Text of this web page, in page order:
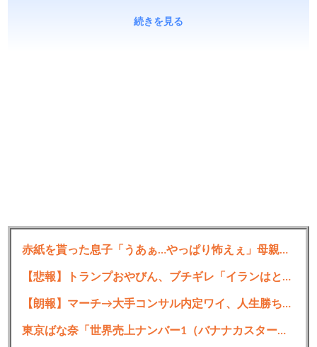
続きを見る
赤紙を貰った息子「うあぁ…やっぱり怖えぇ」母親「あんたぁ…」←こういう時代があったという事実
【悲報】トランプおやびん、ブチギレ「イランはとんでもない二枚舌だ！！」
【朗報】マーチ→大手コンサル内定ワイ、人生勝ち組ロードへ
東京ばな奈「世界売上ナンバー1（バナナカスタードスポンジケーキにおいて）」←コレｗｗｗｗｗ